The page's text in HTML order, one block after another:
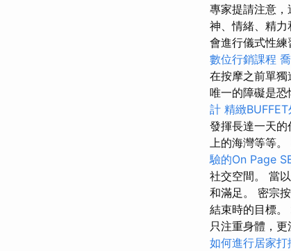
專家提請注意
神、情緒、精力
會進行儀式性練
數位行銷課程
在按摩之前單
唯一的障礙是恐
計 精緻
發揮長達一天的
上的海灣等等。
驗的On Page
社交空間。 當
和滿足。 密宗
結束時的目標
只注重身體，
如何進行居家打